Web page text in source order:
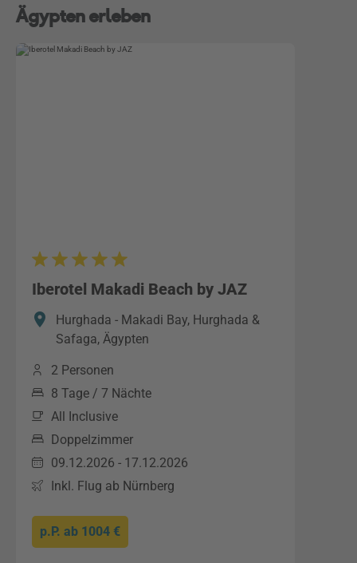
Ägypten erleben
Iberotel Makadi Beach by JAZ
Hurghada - Makadi Bay, Hurghada &
Safaga, Ägypten
2 Personen
8 Tage / 7 Nächte
All Inclusive
Doppelzimmer
09.12.2026 - 17.12.2026
Inkl. Flug ab Nürnberg
p.P. ab 1004 €